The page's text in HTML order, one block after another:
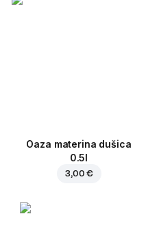
Oaza materina dušica
0.5l
3,00 €